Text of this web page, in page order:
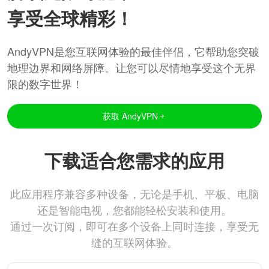
享受全球精彩！
AndyVPN是您互联网体验的最佳伴侣，它帮助您突破
地理边界和网络屏障。让您可以尽情地享受这个无界
限的数字世界！
获取 AndyVPN
下载适合您需求的应用
此应用程序兼容多种设备，无论是手机、平板、电脑
还是智能电视，您都能轻松安装和使用。
通过一次订阅，即可在多个设备上同时连接，享受无
缝的互联网体验。